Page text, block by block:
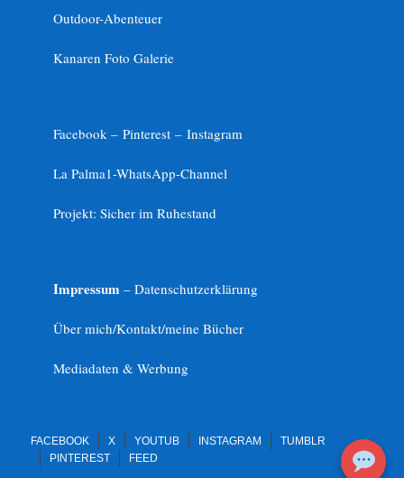
Outdoor-Abenteuer
Kanaren Foto Galerie
Facebook – Pinterest – Instagram
La Palma1-WhatsApp-Channel
Projekt: Sicher im Ruhestand
Impressum – Datenschutzerklärung
Über mich/Kontakt/meine Bücher
Mediadaten & Werbung
FACEBOOK X YOUTUB INSTAGRAM
TUMBLR
PINTEREST
FEED